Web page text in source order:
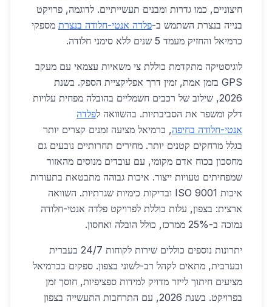
חיצוניים, כמו גדרות ומבנים תעשייתיים. לדוגמה, פרויקט
בנייה בנצרת השתמש ב-פלדה אנטי-חלודה בנצרת מספקי
כרמיאל והחזיק מעמד 5 שנים ללא סימני חלודה.
לוגיסטיקה מתקדמת כוללת צי משאיות עצמאי עם מעקב
GPS בזמן אמת, זמין דרך אפליקציית הספק. בשנת
2026, שילוב של רכבים חשמליים בהובלה מפחית עלויות
דלק ומשפר את הסביבתיות. בהשוואה לפלדה
אנטי-חלודה בחיפה, כרמיאל מציעה זמנים קצרים יותר
בגלל מרחקים קטנים יותר. מחירים תחרותיים נובעים גם
מחסכון בכוח אדם מקומי, עם עובדים מנוסים מהאזור
שמפחיתים טעויות ייצור. איכות גבוהה מתבטאת בתעודות
איכות ISO 9001 ובדיקות כימיות שגרתיות. השוואה
ארצית: בצפון, עלות כוללת לפרויקט פלדה אנטי-חלודה
נמוכה ב-25% ממרכז, כולל הובלה ואחסון.
יתרונות נוספים כוללים שירות לקוחות 24/7 בעברית
ובערבית, מתאים לקהל רב-לשוני בצפון. ספקים בכרמיאל
מציעים חיתוך לייזר מדויק למידות ספציפיות, חוסך זמן
בפרויקט. בשנת 2026, עם התרחבות התעשייה בצפון